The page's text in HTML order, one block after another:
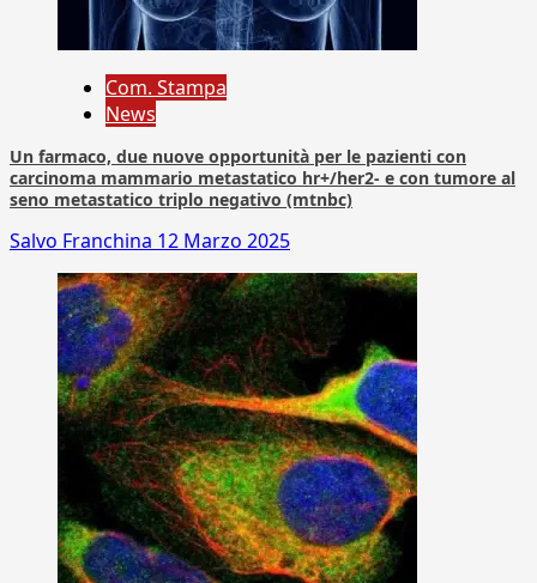
Com. Stampa
News
Un farmaco, due nuove opportunità per le pazienti con
carcinoma mammario metastatico hr+/her2- e con tumore al
seno metastatico triplo negativo (mtnbc)
Salvo Franchina 12 Marzo 2025